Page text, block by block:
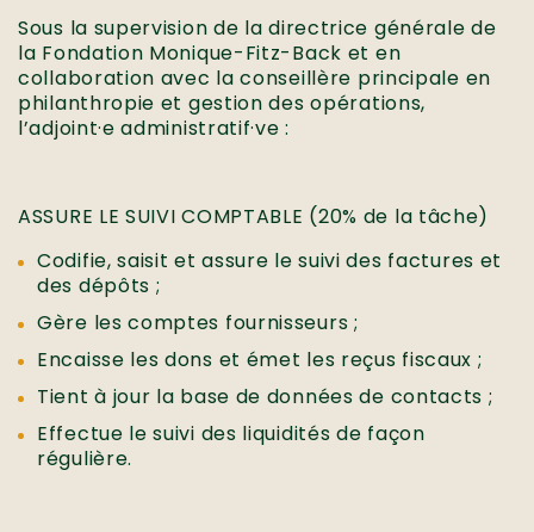
Sous la supervision de la directrice générale de
la Fondation Monique-Fitz-Back et en
collaboration avec la conseillère principale en
philanthropie et gestion des opérations,
l’adjoint·e administratif·ve :
ASSURE LE SUIVI COMPTABLE (20% de la tâche)
Codifie, saisit et assure le suivi des factures et
des dépôts ;
Gère les comptes fournisseurs ;
Encaisse les dons et émet les reçus fiscaux ;
Tient à jour la base de données de contacts ;
Effectue le suivi des liquidités de façon
régulière.